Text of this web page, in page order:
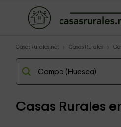
CasasRurales.net Casas Rurales
Casas Rurales